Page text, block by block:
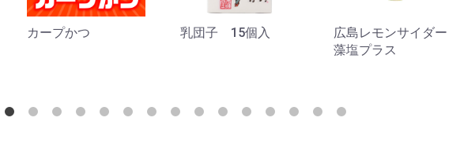
カープかつ 乳団子 15個入
広島レモンサイダー
藻塩プラス